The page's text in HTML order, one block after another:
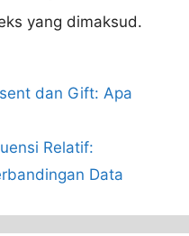
yang dimaksud.
dan Gift: Apa
Relatif:
Data